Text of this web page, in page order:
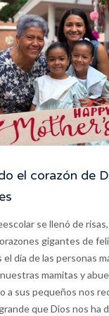
el corazón de
se llenó de risas,
gigantes de
el día de las personas
mamitas y
a sus pequeños nos
que Dios nos ha